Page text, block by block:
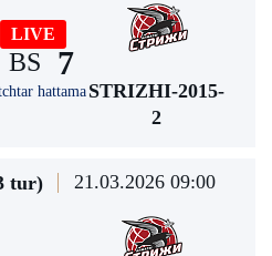
LIVE
BS
hattama
7
STRIZHI-2015-
2
tur) 21.03.2026 09:00